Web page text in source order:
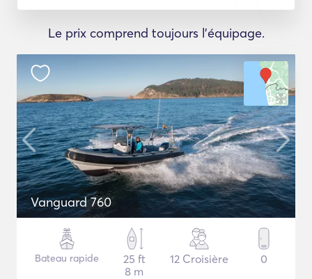
Le prix comprend toujours l'équipage.
Vanguard 760
Bateau rapide
25 ft
8 m
12 Croisière 0